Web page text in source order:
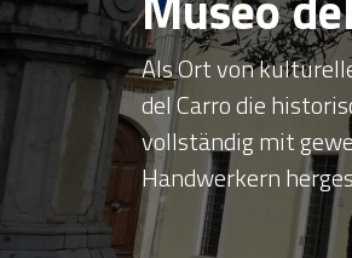
Als Ort von
del Carro die
vollständig mit
Handwerkern